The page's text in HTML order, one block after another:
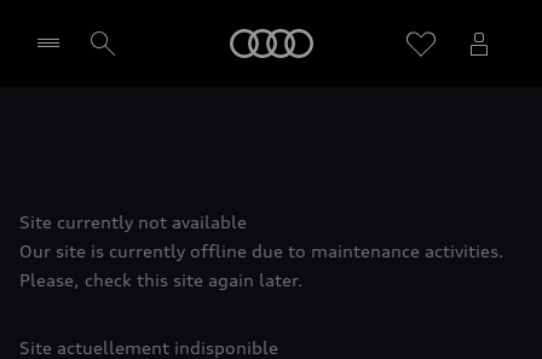
Meny
Site currently not available
Our site is currently offline due to maintenance activities.
Please, check this site again later.
Site actuellement indisponible